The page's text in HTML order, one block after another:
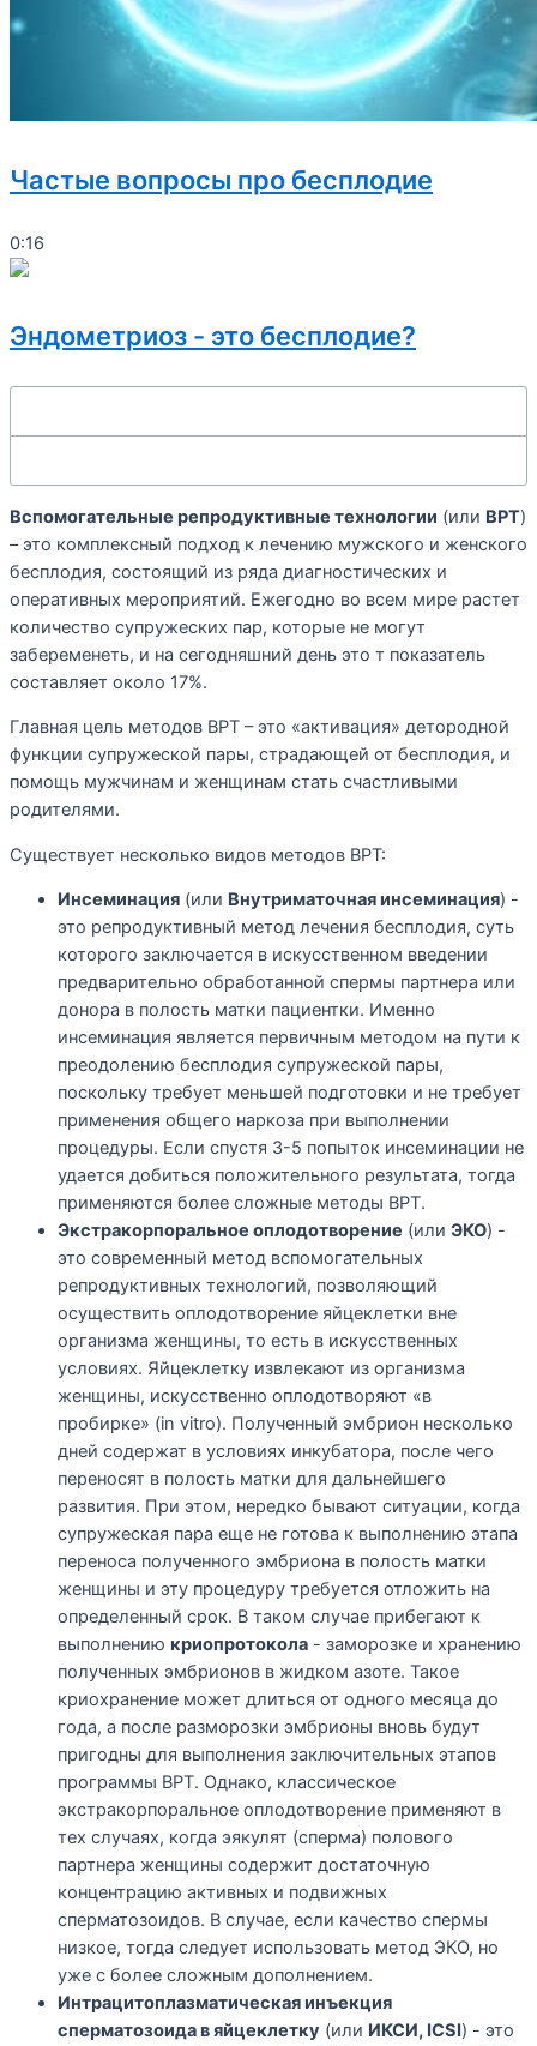
Частые вопросы про бесплодие
0:16
Эндометриоз - это бесплодие?
Вспомогательные репродуктивные технологии (или ВРТ)
– это комплексный подход к лечению мужского и женского
бесплодия, состоящий из ряда диагностических и
оперативных мероприятий. Ежегодно во всем мире растет
количество супружеских пар, которые не могут
забеременеть, и на сегодняшний день это т показатель
составляет около 17%.
Главная цель методов ВРТ – это «активация» детородной
функции супружеской пары, страдающей от бесплодия, и
помощь мужчинам и женщинам стать счастливыми
родителями.
Существует несколько видов методов ВРТ:
Инсеминация (или Внутриматочная инсеминация) -
это репродуктивный метод лечения бесплодия, суть
которого заключается в искусственном введении
предварительно обработанной спермы партнера или
донора в полость матки пациентки. Именно
инсеминация является первичным методом на пути к
преодолению бесплодия супружеской пары,
поскольку требует меньшей подготовки и не требует
применения общего наркоза при выполнении
процедуры. Если спустя 3-5 попыток инсеминации не
удается добиться положительного результата, тогда
применяются более сложные методы ВРТ.
Экстракорпоральное оплодотворение (или ЭКО) -
это современный метод вспомогательных
репродуктивных технологий, позволяющий
осуществить оплодотворение яйцеклетки вне
организма женщины, то есть в искусственных
условиях. Яйцеклетку извлекают из организма
женщины, искусственно оплодотворяют «в
пробирке» (in vitro). Полученный эмбрион несколько
дней содержат в условиях инкубатора, после чего
переносят в полость матки для дальнейшего
развития. При этом, нередко бывают ситуации, когда
супружеская пара еще не готова к выполнению этапа
переноса полученного эмбриона в полость матки
женщины и эту процедуру требуется отложить на
определенный срок. В таком случае прибегают к
выполнению криопротокола - заморозке и хранению
полученных эмбрионов в жидком азоте. Такое
криохранение может длиться от одного месяца до
года, а после разморозки эмбрионы вновь будут
пригодны для выполнения заключительных этапов
программы ВРТ. Однако, классическое
экстракорпоральное оплодотворение применяют в
тех случаях, когда эякулят (сперма) полового
партнера женщины содержит достаточную
концентрацию активных и подвижных
сперматозоидов. В случае, если качество спермы
низкое, тогда следует использовать метод ЭКО, но
уже с более сложным дополнением.
Интрацитоплазматическая инъекция
сперматозоида в яйцеклетку (или ИКСИ, ICSI) - это